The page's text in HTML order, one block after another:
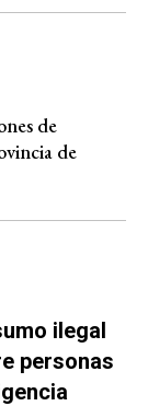
de
de
ilegal
personas